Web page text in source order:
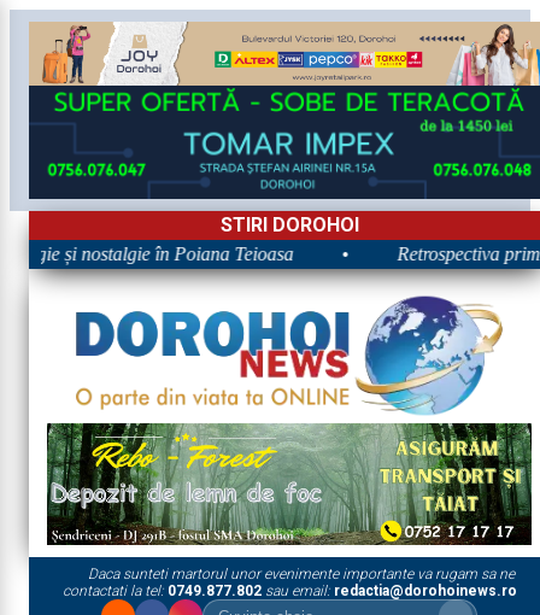
STIRI DOROHOI
și nostalgie în Poiana Teioasa Retrospectiva
Daca sunteti martorul unor evenimente importante va rugam sa ne
contactati la tel: 0749.877.802sau email: redactia@dorohoinews.ro